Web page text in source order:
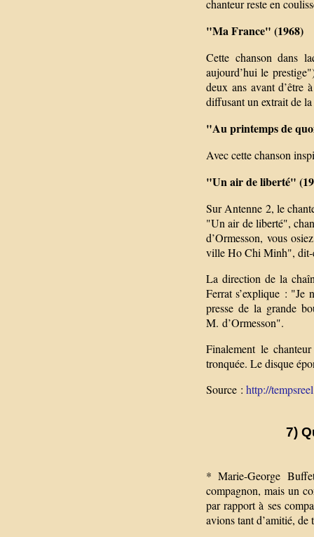
chanteur reste en
"Ma France" (1968)
Cette chanson dans
aujourd’hui le
deux ans avant d’être
diffusant un extrait de
"Au printemps de
Avec cette chanson
"Un air de liberté"
Sur Antenne 2, le
"Un air de liberté",
d’Ormesson, vous
ville Ho Chi Minh", dit-
La direction de la
Ferrat s’explique : "Je
presse de la grande
M. d’Ormesson".
Finalement le
tronquée. Le disque
Source : http://
7)
* Marie-George
compagnon, mais un
par rapport à ses
avions tant d’amitié,